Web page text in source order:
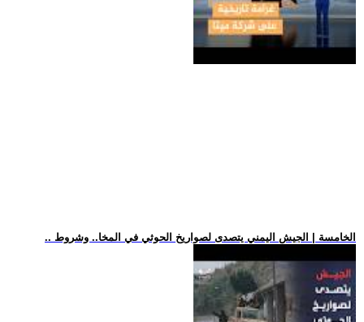
.. الخامسة | الجيش اليمني يتصدى لصواريخ الحوثي في المخا.. وشروط